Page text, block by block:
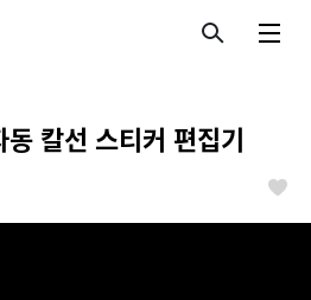
칼선 스티커 편집기